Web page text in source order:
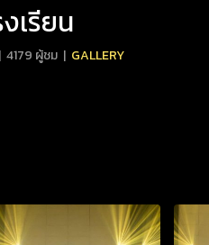
เรียน
| 4179 ผู้ชม | GALLERY